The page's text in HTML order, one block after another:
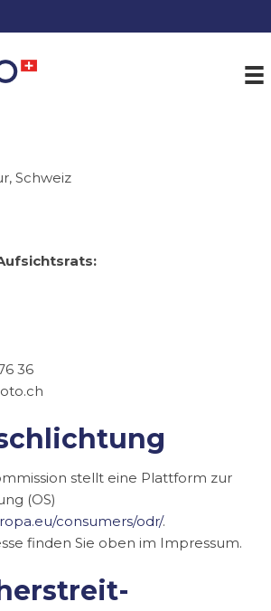
Link
Schweiz
36
stellt eine Plattform zur
(OS)
consumers/odr/.
finden Sie oben im Impressum.